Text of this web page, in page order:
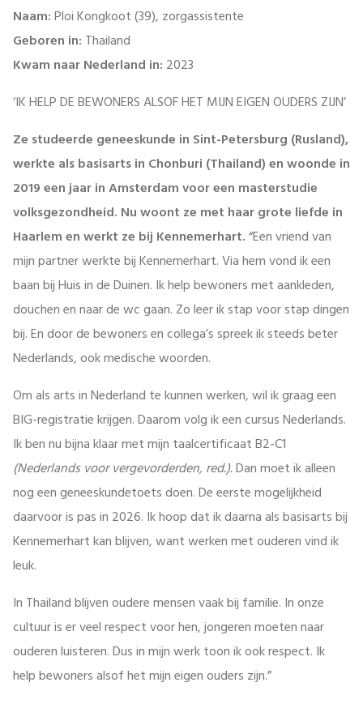
Naam:Ploi Kongkoot (39), zorgassistente
Geboren in: Thailand
Kwam naar Nederland in: 2023
‘IK HELP DE BEWONERS ALSOF HET MIJN EIGEN OUDERS ZIJN’
Ze studeerde geneeskunde in Sint-Petersburg (Rusland),
werkte als basisarts in Chonburi (Thailand) en woonde in
2019 een jaar in Amsterdam voor een masterstudie
volksgezondheid. Nu woont ze met haar grote liefde in
Haarlem en werkt ze bij Kennemerhart.“Een vriend van
mijn partner werkte bij Kennemerhart. Via hem vond ik een
baan bij Huis in de Duinen. Ik help bewoners met aankleden,
douchen en naar de wc gaan. Zo leer ik stap voor stap dingen
bij. En door de bewoners en collega’s spreek ik steeds beter
Nederlands, ook medische woorden.
Om als arts in Nederland te kunnen werken, wil ik graag een
BIG-registratie krijgen. Daarom volg ik een cursus Nederlands.
Ik ben nu bijna klaar met mijn taalcertificaat B2-C1
(Nederlands voor vergevorderden, red.).Dan moet ik alleen
nog een geneeskundetoets doen. De eerste mogelijkheid
daarvoor is pas in 2026. Ik hoop dat ik daarna als basisarts bij
Kennemerhart kan blijven, want werken met ouderen vind ik
leuk.
In Thailand blijven oudere mensen vaak bij familie. In onze
cultuur is er veel respect voor hen, jongeren moeten naar
ouderen luisteren. Dus in mijn werk toon ik ook respect. Ik
help bewoners alsof het mijn eigen ouders zijn.”